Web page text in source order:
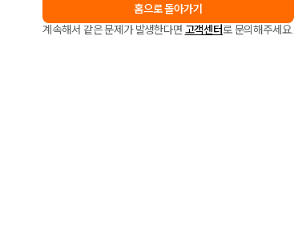
홈으로 돌아가기
계속해서 같은 문제가 발생한다면 고객센터로 문의해주세요.